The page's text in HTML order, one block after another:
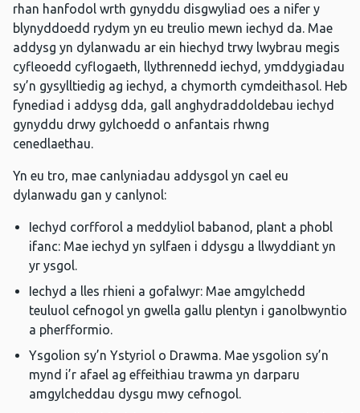
rhan hanfodol wrth gynyddu disgwyliad oes a nifer y
blynyddoedd rydym yn eu treulio mewn iechyd da. Mae
addysg yn dylanwadu ar ein hiechyd trwy lwybrau megis
cyfleoedd cyflogaeth, llythrennedd iechyd, ymddygiadau
sy’n gysylltiedig ag iechyd, a chymorth cymdeithasol. Heb
fynediad i addysg dda, gall anghydraddoldebau iechyd
gynyddu drwy gylchoedd o anfantais rhwng
cenedlaethau.
Yn eu tro, mae canlyniadau addysgol yn cael eu
dylanwadu gan y canlynol:
Iechyd corfforol a meddyliol babanod, plant a phobl
ifanc: Mae iechyd yn sylfaen i ddysgu a llwyddiant yn
yr ysgol.
Iechyd a lles rhieni a gofalwyr: Mae amgylchedd
teuluol cefnogol yn gwella gallu plentyn i ganolbwyntio
a pherfformio.
Ysgolion sy’n Ystyriol o Drawma. Mae ysgolion sy’n
mynd i’r afael ag effeithiau trawma yn darparu
amgylcheddau dysgu mwy cefnogol.